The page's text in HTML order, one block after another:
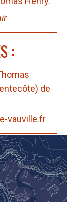
:
de
vauville.fr